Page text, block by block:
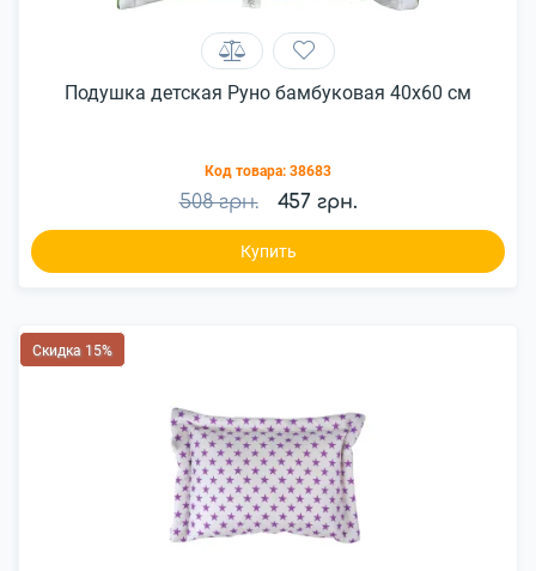
Подушка детская Руно бамбуковая 40x60 см
Код товара: 38683
508 грн. 457 грн.
Купить
Скидка 15%